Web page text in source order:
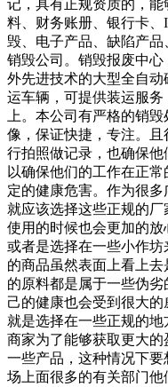
记，具有正规资质的，
料、财务账册、银行卡
毁、电子产品、缺陷产
销毁公司。销毁报废中
外先进技术的大型全自
运车辆，可提供装运服
上。本公司有严格的销
像，保证快捷，专注。
行拍照做记录，也确保他
以确保他们的工作在正
定的健康危害。作为很
就应该选择这些正规的
使用的时候也会更加的放
或者是选择在一些小作
的商品虽然表面上看上
的原料都是属于一些伪
己的健康也会受到很大
就是选择在一些正规的
商家为了能够获取更大
一些产品，这种情况下
场上面很多的有关部门